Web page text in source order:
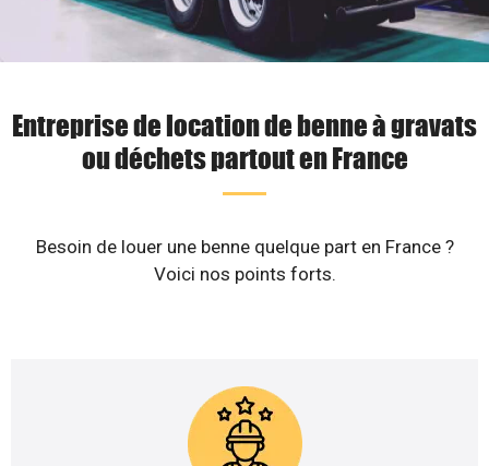
Entreprise de location de benne à gravats
ou déchets partout en France
Besoin de louer une benne quelque part en France ?
Voici nos points forts.